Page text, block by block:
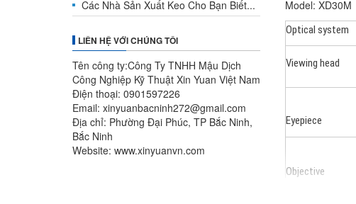
Các Nhà Sản Xuất Keo Cho Bạn Biết...
LIÊN HỆ VỚI CHÚNG TÔI
Tên công ty:Công Ty TNHH Mậu Dịch
Công Nghiệp Kỹ Thuật Xin Yuan Việt Nam
Điện thoại: 0901597226
Email: xinyuanbacninh272@gmail.com
Địa chỉ: Phường Đại Phúc, TP Bắc Ninh,
Bắc Ninh
Website: www.xinyuanvn.com
Model: XD30M
Optical system
Viewing head
Eyepiece
Objective